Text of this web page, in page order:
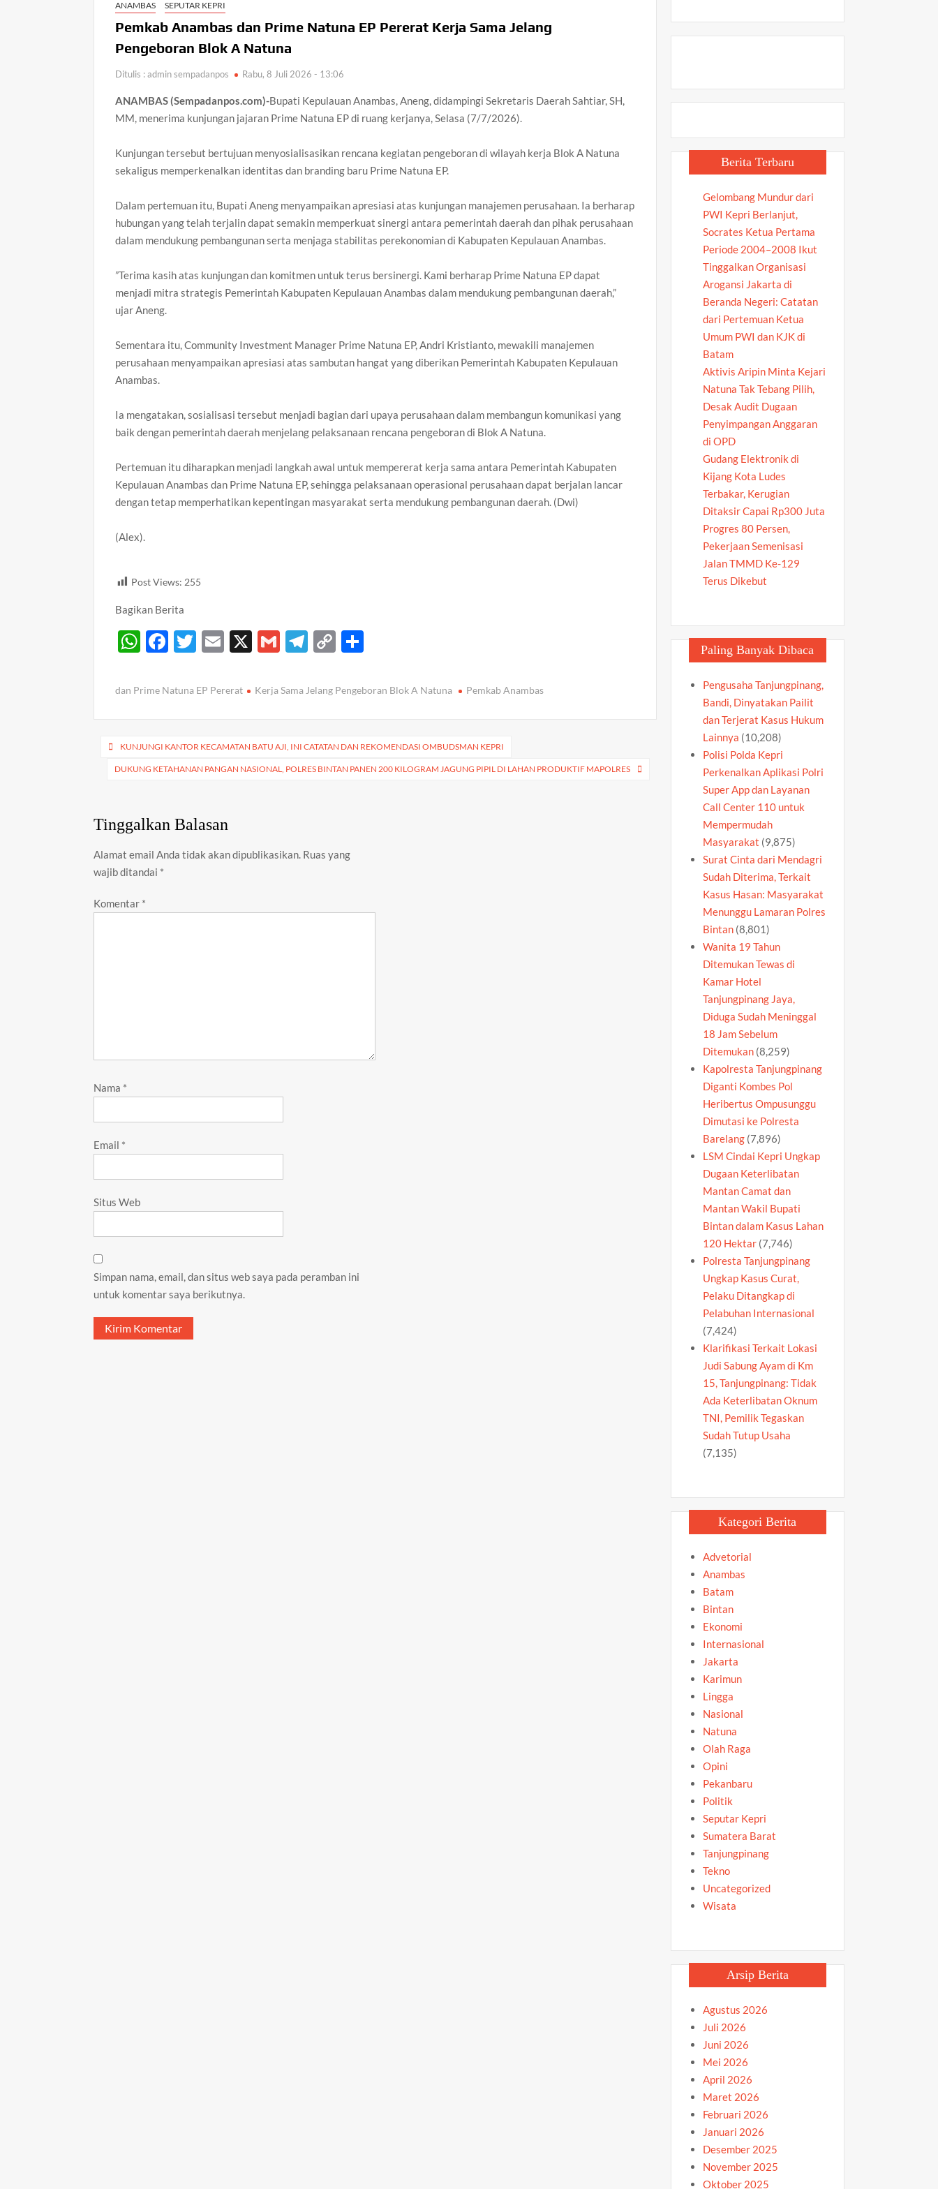
ANAMBAS SEPUTAR KEPRI
Pemkab Anambas dan Prime Natuna EP Pererat Kerja Sama Jelang
Pengeboran Blok A Natuna ‎
Ditulis : admin sempadanpos Rabu, 8 Juli 2026 - 13:06
ANAMBAS (Sempadanpos.com)-Bupati Kepulauan Anambas, Aneng, didampingi Sekretaris Daerah Sahtiar, SH,
MM, menerima kunjungan jajaran Prime Natuna EP di ruang kerjanya, Selasa (7/7/2026).
‎Kunjungan tersebut bertujuan menyosialisasikan rencana kegiatan pengeboran di wilayah kerja Blok A Natuna
sekaligus memperkenalkan identitas dan branding baru Prime Natuna EP.
‎Dalam pertemuan itu, Bupati Aneng menyampaikan apresiasi atas kunjungan manajemen perusahaan. Ia berharap
hubungan yang telah terjalin dapat semakin memperkuat sinergi antara pemerintah daerah dan pihak perusahaan
dalam mendukung pembangunan serta menjaga stabilitas perekonomian di Kabupaten Kepulauan Anambas.
‎”Terima kasih atas kunjungan dan komitmen untuk terus bersinergi. Kami berharap Prime Natuna EP dapat
menjadi mitra strategis Pemerintah Kabupaten Kepulauan Anambas dalam mendukung pembangunan daerah,”
ujar Aneng.
‎Sementara itu, Community Investment Manager Prime Natuna EP, Andri Kristianto, mewakili manajemen
perusahaan menyampaikan apresiasi atas sambutan hangat yang diberikan Pemerintah Kabupaten Kepulauan
Anambas.
‎Ia mengatakan, sosialisasi tersebut menjadi bagian dari upaya perusahaan dalam membangun komunikasi yang
baik dengan pemerintah daerah menjelang pelaksanaan rencana pengeboran di Blok A Natuna.
‎Pertemuan itu diharapkan menjadi langkah awal untuk mempererat kerja sama antara Pemerintah Kabupaten
Kepulauan Anambas dan Prime Natuna EP, sehingga pelaksanaan operasional perusahaan dapat berjalan lancar
dengan tetap memperhatikan kepentingan masyarakat serta mendukung pembangunan daerah. (Dwi)
‎(Alex).
Post Views: 255
Bagikan Berita
W
at
p
p
F
e
o
k
T
itt
E
ail
X
G
ail
T
e
m
C
p
n
k
ar
dan Prime Natuna EP Pererat Kerja Sama Jelang Pengeboran Blok A Natuna ‎ Pemkab Anambas
Navigasi
pos
KUNJUNGI KANTOR KECAMATAN BATU AJI, INI CATATAN DAN REKOMENDASI OMBUDSMAN KEPRI
DUKUNG KETAHANAN PANGAN NASIONAL, POLRES BINTAN PANEN 200 KILOGRAM JAGUNG PIPIL DI LAHAN PRODUKTIF MAPOLRES
Tinggalkan Balasan
Alamat email Anda tidak akan dipublikasikan. Ruas yang
wajib ditandai *
Komentar *
Nama *
Email *
Situs Web
Simpan nama, email, dan situs web saya pada peramban ini
untuk komentar saya berikutnya.
Berita Terbaru
Gelombang Mundur dari
PWI Kepri Berlanjut,
Socrates Ketua Pertama
Periode 2004–2008 Ikut
Tinggalkan Organisasi
Arogansi Jakarta di
Beranda Negeri: Catatan
dari Pertemuan Ketua
Umum PWI dan KJK di
Batam
Aktivis Aripin Minta Kejari
Natuna Tak Tebang Pilih,
Desak Audit Dugaan
Penyimpangan Anggaran
di OPD
Gudang Elektronik di
Kijang Kota Ludes
Terbakar, Kerugian
Ditaksir Capai Rp300 Juta
Progres 80 Persen,
Pekerjaan Semenisasi
Jalan TMMD Ke-129
Terus Dikebut
Paling Banyak Dibaca
Pengusaha Tanjungpinang,
Bandi, Dinyatakan Pailit
dan Terjerat Kasus Hukum
Lainnya (10,208)
Polisi Polda Kepri
Perkenalkan Aplikasi Polri
Super App dan Layanan
Call Center 110 untuk
Mempermudah
Masyarakat (9,875)
Surat Cinta dari Mendagri
Sudah Diterima, Terkait
Kasus Hasan: Masyarakat
Menunggu Lamaran Polres
Bintan (8,801)
Wanita 19 Tahun
Ditemukan Tewas di
Kamar Hotel
Tanjungpinang Jaya,
Diduga Sudah Meninggal
18 Jam Sebelum
Ditemukan (8,259)
Kapolresta Tanjungpinang
Diganti Kombes Pol
Heribertus Ompusunggu
Dimutasi ke Polresta
Barelang (7,896)
LSM Cindai Kepri Ungkap
Dugaan Keterlibatan
Mantan Camat dan
Mantan Wakil Bupati
Bintan dalam Kasus Lahan
120 Hektar (7,746)
Polresta Tanjungpinang
Ungkap Kasus Curat,
Pelaku Ditangkap di
Pelabuhan Internasional
(7,424)
Klarifikasi Terkait Lokasi
Judi Sabung Ayam di Km
15, Tanjungpinang: Tidak
Ada Keterlibatan Oknum
TNI, Pemilik Tegaskan
Sudah Tutup Usaha
(7,135)
Kategori Berita
Advetorial
Anambas
Batam
Bintan
Ekonomi
Internasional
Jakarta
Karimun
Lingga
Nasional
Natuna
Olah Raga
Opini
Pekanbaru
Politik
Seputar Kepri
Sumatera Barat
Tanjungpinang
Tekno
Uncategorized
Wisata
Arsip Berita
Agustus 2026
Juli 2026
Juni 2026
Mei 2026
April 2026
Maret 2026
Februari 2026
Januari 2026
Desember 2025
November 2025
Oktober 2025